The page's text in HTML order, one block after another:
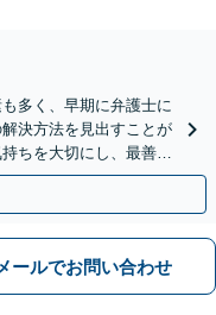
多く、早期に弁護士に
決方法を見出すことが
ちを大切にし、最善の
目指します。
ールでお問い合わせ